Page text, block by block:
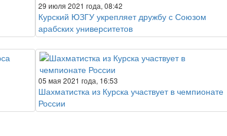
29 июля 2021 года, 08:42
Курский ЮЗГУ укрепляет дружбу с Союзом
арабских университетов
05 мая 2021 года, 16:53
Шахматистка из Курска участвует в чемпионате
России